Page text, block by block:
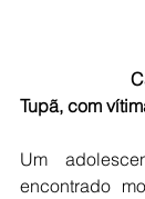
Tupã, com
Um
encontrado